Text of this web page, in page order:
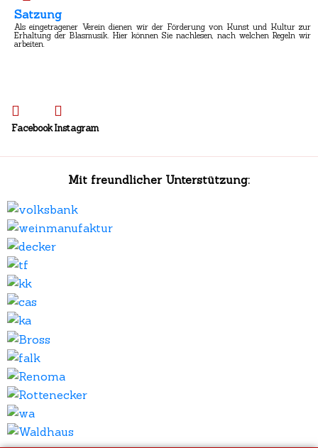
Satzung
Als eingetragener Verein dienen wir der Förderung von Kunst und Kultur zur
Erhaltung der Blasmusik. Hier können Sie nachlesen, nach welchen Regeln wir
arbeiten.
FacebookInstagram
Mit freundlicher Unterstützung: